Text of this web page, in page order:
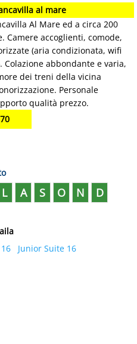
al mare
Al Mare ed a circa 200
Camere accoglienti, comode,
(aria condizionata, wifi
abbondante e varia,
dei treni della vicina
Personale
qualità prezzo.
L A S O N D
Junior Suite 16